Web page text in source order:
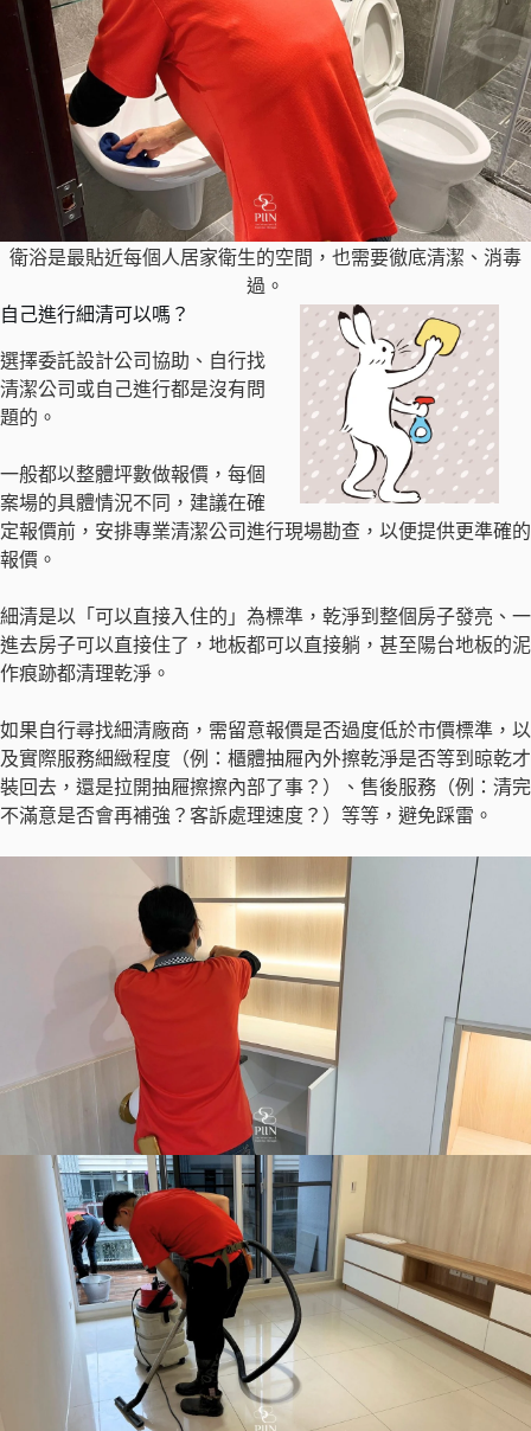
衛浴是最貼近每個人居家衛生的空間，也需要徹底清潔、消毒
過。
自己進行細清可以嗎？
選擇委託設計公司協助、自行找
清潔公司或自己進行都是沒有問
題的。
一般都以整體坪數做報價，每個
案場的具體情況不同，建議在確
定報價前，安排專業清潔公司進行現場勘查，以便提供更準確的
報價。
細清是以「可以直接入住的」為標準，乾淨到整個房子發亮、一
進去房子可以直接住了，地板都可以直接躺，甚至陽台地板的泥
作痕跡都清理乾淨。
如果自行尋找細清廠商，需留意報價是否過度低於市價標準，以
及實際服務細緻程度（例：櫃體抽屜內外擦乾淨是否等到晾乾才
裝回去，還是拉開抽屜擦擦內部了事？）、售後服務（例：清完
不滿意是否會再補強？客訴處理速度？）等等，避免踩雷。